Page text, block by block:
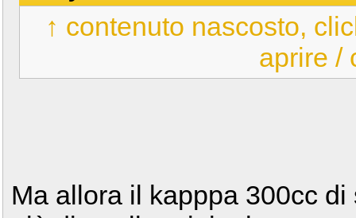
↑ contenuto nascosto,
aprire /
Ma allora il kapppa 300cc